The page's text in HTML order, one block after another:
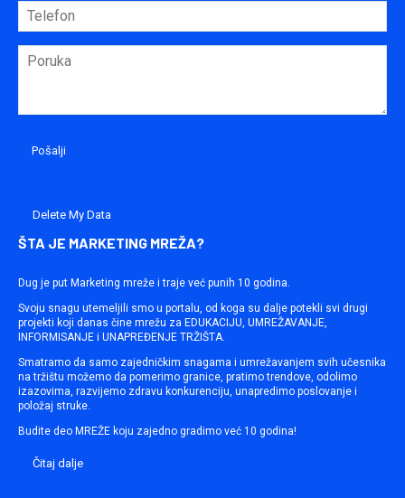
Delete My Data
ŠTA JE MARKETING MREŽA?
Dug je put Marketing mreže i traje već punih 10 godina.
Svoju snagu utemeljili smo u portalu, od koga su dalje potekli svi drugi
projekti koji danas čine mrežu za EDUKACIJU, UMREŽAVANJE,
INFORMISANJE i UNAPREĐENJE TRŽIŠTA.
Smatramo da samo zajedničkim snagama i umrežavanjem svih učesnika
na tržištu možemo da pomerimo granice, pratimo trendove, odolimo
izazovima, razvijemo zdravu konkurenciju, unapredimo poslovanje i
položaj struke.
Budite deo MREŽE koju zajedno gradimo već 10 godina!
Čitaj dalje